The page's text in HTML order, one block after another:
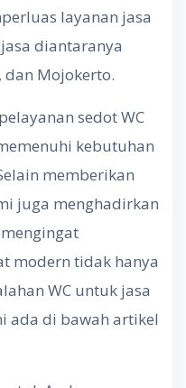
layanan jasa
diantaranya
dan Mojokerto.
sedot WC
kebutuhan
memberikan
juga menghadirkan
modern tidak hanya
WC untuk jasa
ada di bawah artikel